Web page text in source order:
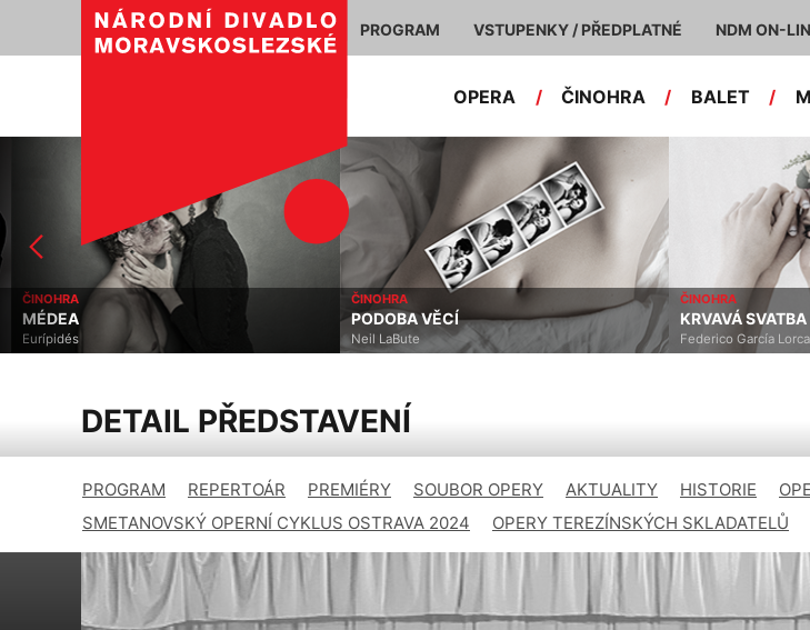
PROGRAM VSTUPENKY / PŘEDPLATNÉ NDM ON-
OPERA / ČINOHRA / BALET /
ČINOHRA
MÉDEA
Eurípidés
ČINOHRA
PODOBA VĚCÍ
Neil LaBute
ČINOHRA
KRVAVÁ SVATBA
Federico García Lorca
DETAIL PŘEDSTAVENÍ
PROGRAM REPERTOÁR PREMIÉRY SOUBOR OPERY AKTUALITY HISTORIE
SMETANOVSKÝ OPERNÍ CYKLUS OSTRAVA 2024
OPERY TEREZÍNSKÝCH SKLADATELŮ